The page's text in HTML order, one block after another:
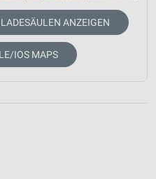
LADESÄULEN ANZEIGEN
IOS MAPS